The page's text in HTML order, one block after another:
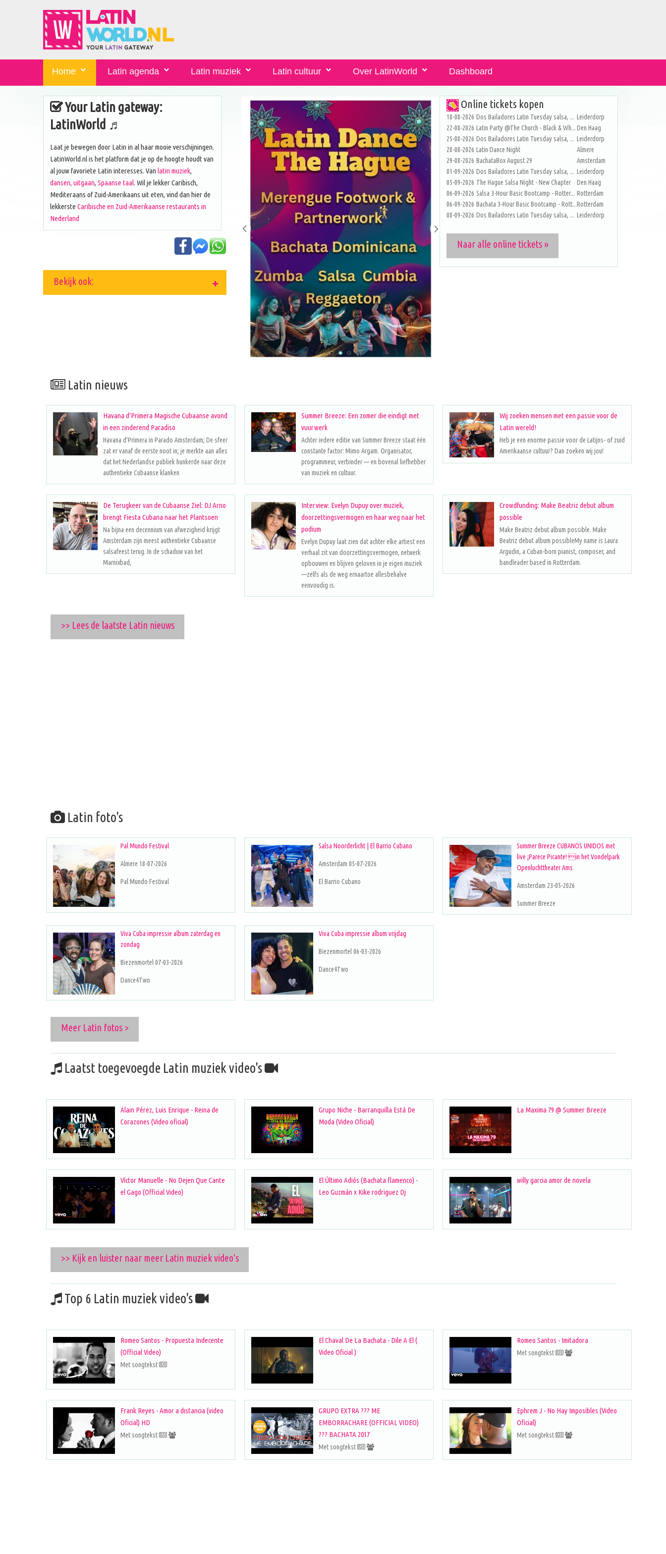
Home Latin agenda Latin muziek Latin cultuur Over LatinWorld Dashboard
Your Latin gateway:
LatinWorld ♬
Laat je bewegen door Latin in al haar mooie verschijningen.
LatinWorld.nl is het platform dat je op de hoogte houdt van
al jouw favoriete Latin interesses. Van latin muziek,
dansen, uitgaan, Spaanse taal. Wil je lekker Caribisch,
Mediteraans of Zuid-Amerikaans uit eten, vind dan hier de
lekkerste Caribische en Zuid-Amerikaanse restaurants in
Nederland
Bekijk ook:
Online tickets kopen
18-08-2026 Dos Bailadores Latin Tuesday salsa, ... Leiderdorp
22-08-2026 Latin Party @The Church - Black & Wh...Den Haag
25-08-2026 Dos Bailadores Latin Tuesday salsa, ... Leiderdorp
28-08-2026 Latin Dance Night
Almere
29-08-2026 BachataBox August 29
Amsterdam
01-09-2026 Dos Bailadores Latin Tuesday salsa, ... Leiderdorp
05-09-2026 The Hague Salsa Night - New Chapter
Den Haag
06-09-2026 Salsa 3-Hour Basic Bootcamp - Rotter... Rotterdam
06-09-2026 Bachata 3-Hour Basic Bootcamp - Rott...Rotterdam
08-09-2026 Dos Bailadores Latin Tuesday salsa, ... Leiderdorp
Naar alle online tickets »
Latin nieuws
Havana d'Primera Magische Cubaanse avond
in een zinderend Paradiso
Havana d'Primera in Parado Amsterdam; De sfeer
zat er vanaf de eerste noot in; je merkte aan alles
dat het Nederlandse publiek hunkerde naar deze
authentieke Cubaanse klanken
Summer Breeze: Een zomer die eindigt met
vuurwerk
Achter iedere editie van Summer Breeze staat één
constante factor: Mimo Argam. Organisator,
programmeur, verbinder — en bovenal liefhebber
van muziek en cultuur.
Wij zoeken mensen met een passie voor de
Latin wereld!
Heb je een enorme passie voor de Latijns- of zuid
Amerikaanse cultuur? Dan zoeken wij jou!
De Terugkeer van de Cubaanse Ziel: DJ Arno
brengt Fiesta Cubana naar het Plantsoen
Na bijna een decennium van afwezigheid krijgt
Amsterdam zijn meest authentieke Cubaanse
salsafeest terug. In de schaduw van het
Marnixbad,
Interview: Evelyn Dupuy over muziek,
doorzettingsvermogen en haar weg naar het
podium
Evelyn Dupuy laat zien dat achter elke artiest een
verhaal zit van doorzettingsvermogen, netwerk
opbouwen en blijven geloven in je eigen muziek
—zelfs als de weg ernaartoe allesbehalve
eenvoudig is.
Crowdfunding: Make Beatriz debut album
possible
Make Beatriz debut album possible. Make
Beatriz debut album possibleMy name is Laura
Argudin, a Cuban-born pianist, composer, and
bandleader based in Rotterdam.
>> Lees de laatste Latin nieuws
Latin foto's
Pal Mundo Festival
Almere 18-07-2026
Pal Mundo Festival
Salsa Noorderlicht | El Barrio Cubano
Amsterdam 05-07-2026
El Barrio Cubano
Summer Breeze CUBANOS UNIDOS met
live ¡Parece Picante! in het Vondelpark
Openluchttheater Ams
Amsterdam 23-05-2026
Summer Breeze
Viva Cuba impressie album zaterdag en
zondag
Biezenmortel 07-03-2026
Dance4Two
Viva Cuba impressie album vrijdag
Biezenmortel 06-03-2026
Dance4Two
Meer Latin fotos >
Laatst toegevoegde Latin muziek video's
Alain Pérez, Luis Enrique - Reina de
Corazones (Video oficial)
Grupo Niche - Barranquilla Está De
Moda (Video Oficial)
La Maxima 79 @ Summer Breeze
Víctor Manuelle - No Dejen Que Cante
el Gago (Official Video)
El Último Adiós (Bachata flamenco) -
Leo Guzmán x Kike rodriguez Dj
willy garcia amor de novela
>> Kijk en luister naar meer Latin muziek video's
Top 6 Latin muziek video's
Romeo Santos - Propuesta Indecente
(Official Video)
Met songtekst
El Chaval De La Bachata - Dile A El (
Video Oficial )
Romeo Santos - Imitadora
Met songtekst
Frank Reyes - Amor a distancia (video
Oficial) HD
Met songtekst
GRUPO EXTRA ??? ME
EMBORRACHARE (OFFICIAL VIDEO)
??? BACHATA 2017
Met songtekst
Ephrem J - No Hay Imposibles (Video
Oficial)
Met songtekst